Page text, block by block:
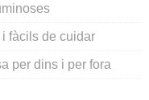
i fàcils de cuidar
per dins i per fora